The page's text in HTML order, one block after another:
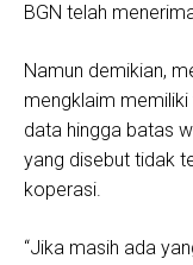
BGN telah
​Namun demikian,
mengklaim
data hingga batas
yang disebut tidak
koperasi.
​“Jika masih ada